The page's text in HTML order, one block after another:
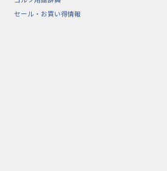
セール・お買い得情報